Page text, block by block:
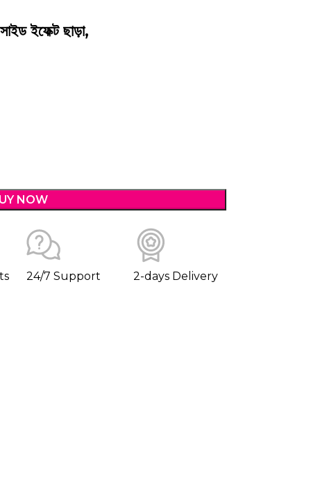
ইফেক্ট ছাড়া,
NOW
24/7 Support 2-days Delivery